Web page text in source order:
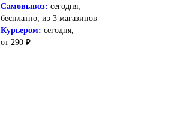
Самовывоз: сегодня,
бесплатно , из 3 магазинов
Курьером: сегодня,
от 290 ₽